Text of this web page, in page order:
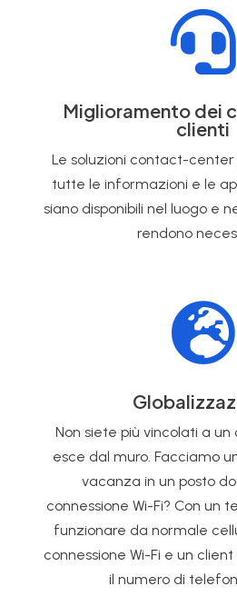

Miglioramento dei
clienti
Le soluzioni contact-
tutte le informazioni e le
siano disponibili nel luogo e
rendono

Non siete più vincolati a
esce dal muro. Facciamo
vacanza in un posto
connessione Wi-Fi? Con un
funzionare da normale
connessione Wi-Fi e un
il numero di